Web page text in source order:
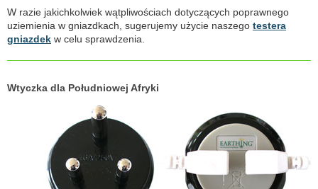
W razie jakichkolwiek wątpliwościach dotyczących poprawnego
uziemienia w gniazdkach, sugerujemy użycie naszego testera
gniazdek w celu sprawdzenia.
Wtyczka dla Południowej Afryki